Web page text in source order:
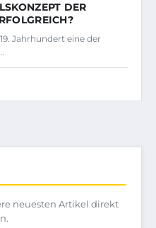
DER
Jahrhundert eine der
neuesten Artikel direkt